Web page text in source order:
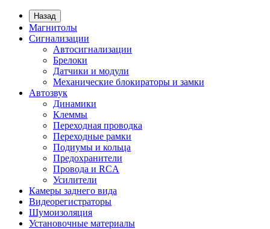
Назад
Магнитолы
Сигнализации
Автосигнализации
Брелоки
Датчики и модули
Механические блокираторы и замки
Автозвук
Динамики
Клеммы
Переходная проводка
Переходные рамки
Подиумы и кольца
Предохранители
Провода и RCA
Усилители
Камеры заднего вида
Видеорегистраторы
Шумоизоляция
Установочные материалы